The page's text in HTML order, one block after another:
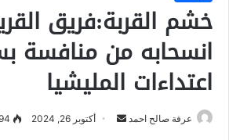
انسحابه من منافسة
اعتداءات المليشيا
عرفة صالح احمد أكتوبر 26, 2024